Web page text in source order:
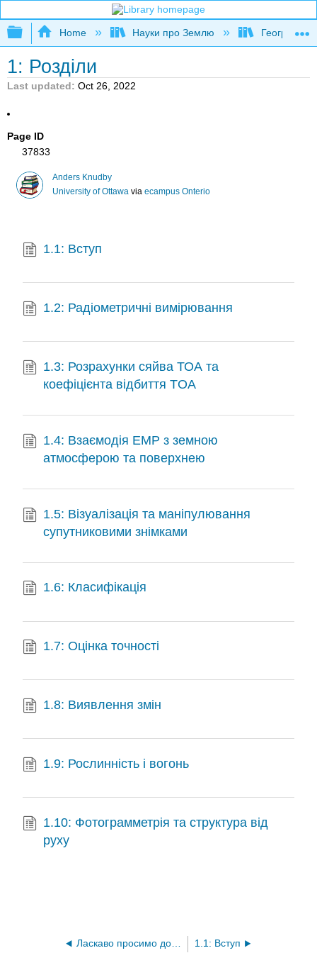
Expand/collapse global hierarchy
Home Науки про Землю Географія
1: Розділи
Last updated Oct 26, 2022
Page ID
37833
Anders Knudby
University of Ottawa via ecampus Onterio
1.1: Вступ
1.2: Радіометричні вимірювання
1.3: Розрахунки сяйва ТОА та
коефіцієнта відбиття TOA
1.4: Взаємодія ЕМР з земною
атмосферою та поверхнею
1.5: Візуалізація та маніпулювання
супутниковими знімками
1.6: Класифікація
1.7: Оцінка точності
1.8: Виявлення змін
1.9: Рослинність і вогонь
1.10: Фотограмметрія та структура від
руху
Ласкаво просимо до дистанційного зондування 1.1: Вступ